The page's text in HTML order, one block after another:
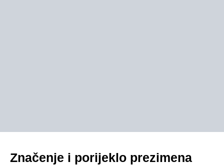
Značenje i porijeklo prezimena